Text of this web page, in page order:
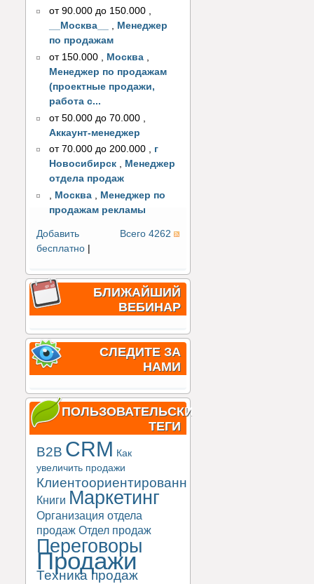
от 90.000 до 150.000 ,
__Москва__
, Менеджер
по продажам
от 150.000
Москва
Менеджер по продажам
(проектные продажи,
работа с...
от 50.000 до 70.000
Аккаунт-менеджер
от 70.000 до 200.000 , г
Новосибирск , Менеджер
отдела продаж
, Москва , Менеджер по
продажам рекламы
Всего 4262
Добавить
бесплатно
БЛИЖАЙШИЙ
ВЕБИНАР
СЛЕДИТЕ ЗА
НАМИ
ПОЛЬЗОВАТЕЛЬСКИЕ
ТЕГИ
B2B CRM Как
увеличить продажи
Клиентоориентированность
Книги Маркетинг
Организация отдела
продаж Отдел продаж
Переговоры
Продажи
Техника продаж